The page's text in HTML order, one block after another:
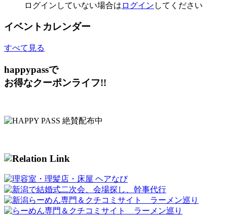
ログインしていない場合は ログイン してください
イベントカレンダー
すべて見る
happypassで
お得なクーポンライフ!!